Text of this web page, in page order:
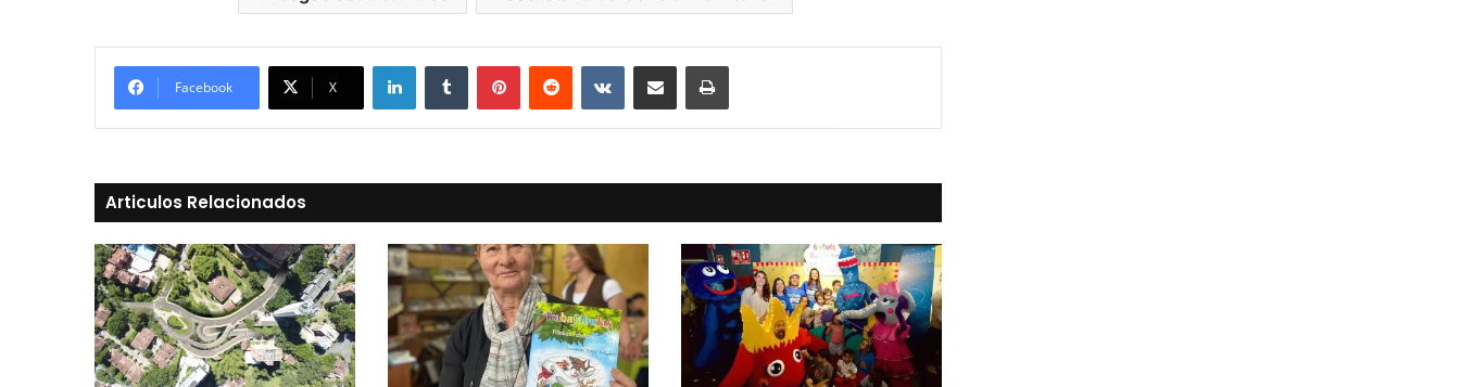
Facebook X
LinkedInTumblr PinterestReddit VKontakte
Compartir vía Mail Print
Articulos Relacionados